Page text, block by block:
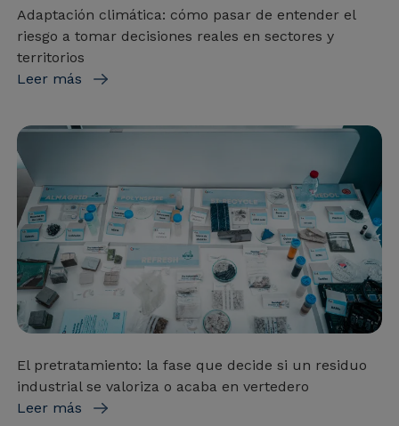
Adaptación climática: cómo pasar de entender el
riesgo a tomar decisiones reales en sectores y
territorios
Leer más
El pretratamiento: la fase que decide si un residuo
industrial se valoriza o acaba en vertedero
Leer más